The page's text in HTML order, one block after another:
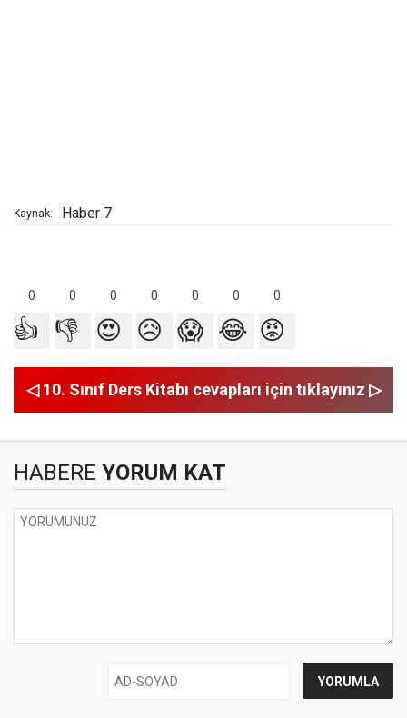
Kaynak: Haber 7
0 0 0 0 0 0 0
👍 👎 😍 😥 😱 😂 😡
◁ 10. Sınıf Ders Kitabı cevapları için tıklayınız ▷
HABERE YORUM KAT